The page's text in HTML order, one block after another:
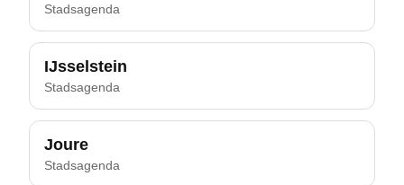
Stadsagenda
IJsselstein
Stadsagenda
Joure
Stadsagenda